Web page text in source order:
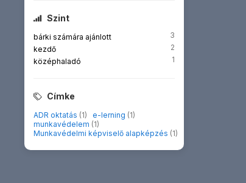
Szint
bárki számára ajánlott
3
kezdő
2
középhaladó
1
Címke
ADR oktatás (1) e-lerning (1)
munkavédelem (1)
Munkavédelmi képviselő alapképzés (1)